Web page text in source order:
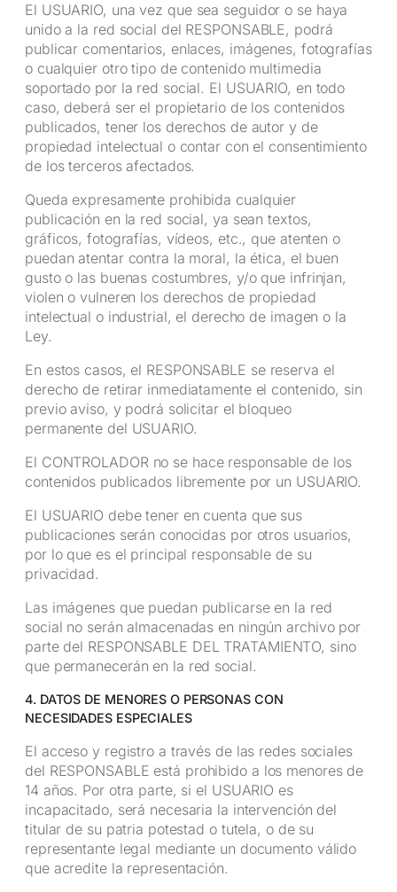
El USUARIO, una vez que sea seguidor o se haya
unido a la red social del RESPONSABLE, podrá
publicar comentarios, enlaces, imágenes, fotografías
o cualquier otro tipo de contenido multimedia
soportado por la red social. El USUARIO, en todo
caso, deberá ser el propietario de los contenidos
publicados, tener los derechos de autor y de
propiedad intelectual o contar con el consentimiento
de los terceros afectados.
Queda expresamente prohibida cualquier
publicación en la red social, ya sean textos,
gráficos, fotografías, vídeos, etc., que atenten o
puedan atentar contra la moral, la ética, el buen
gusto o las buenas costumbres, y/o que infrinjan,
violen o vulneren los derechos de propiedad
intelectual o industrial, el derecho de imagen o la
Ley.
En estos casos, el RESPONSABLE se reserva el
derecho de retirar inmediatamente el contenido, sin
previo aviso, y podrá solicitar el bloqueo
permanente del USUARIO.
El CONTROLADOR no se hace responsable de los
contenidos publicados libremente por un USUARIO.
El USUARIO debe tener en cuenta que sus
publicaciones serán conocidas por otros usuarios,
por lo que es el principal responsable de su
privacidad.
Las imágenes que puedan publicarse en la red
social no serán almacenadas en ningún archivo por
parte del RESPONSABLE DEL TRATAMIENTO, sino
que permanecerán en la red social.
4. DATOS DE MENORES O PERSONAS CON
NECESIDADES ESPECIALES
El acceso y registro a través de las redes sociales
del RESPONSABLE está prohibido a los menores de
14 años. Por otra parte, si el USUARIO es
incapacitado, será necesaria la intervención del
titular de su patria potestad o tutela, o de su
representante legal mediante un documento válido
que acredite la representación.